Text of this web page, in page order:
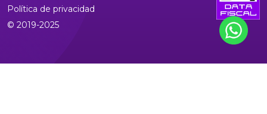
Política de privacidad
© 2019-2025